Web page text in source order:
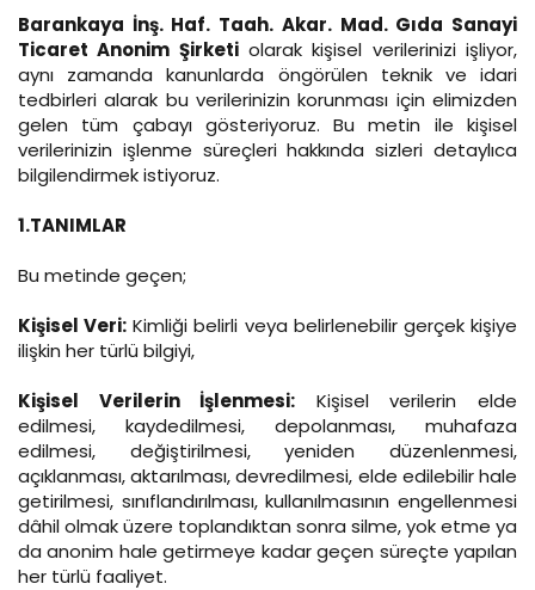
Barankaya İnş. Haf. Taah. Akar. Mad. Gıda Sanayi
Ticaret Anonim Şirketiolarak kişisel verilerinizi işliyor,
aynı zamanda kanunlarda öngörülen teknik ve idari
tedbirleri alarak bu verilerinizin korunması için elimizden
gelen tüm çabayı gösteriyoruz. Bu metin ile kişisel
verilerinizin işlenme süreçleri hakkında sizleri detaylıca
bilgilendirmek istiyoruz.
1.TANIMLAR
Bu metinde geçen;
Kişisel Veri: Kimliği belirli veya belirlenebilir gerçek kişiye
ilişkin her türlü bilgiyi,
Kişisel Verilerin İşlenmesi: Kişisel verilerin elde
edilmesi, kaydedilmesi, depolanması, muhafaza
edilmesi, değiştirilmesi, yeniden düzenlenmesi,
açıklanması, aktarılması, devredilmesi, elde edilebilir hale
getirilmesi, sınıflandırılması, kullanılmasının engellenmesi
dâhil olmak üzere toplandıktan sonra silme, yok etme ya
da anonim hale getirmeye kadar geçen süreçte yapılan
her türlü faaliyet.